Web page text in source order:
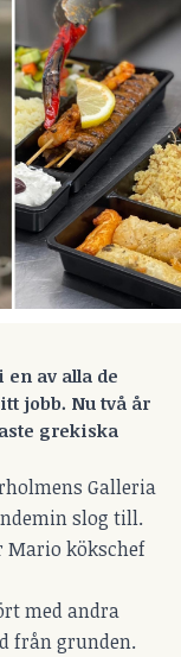
av alla de
jobb. Nu två år
grekiska
Galleria
slog till.
Mario kökschef
med andra
från grunden.